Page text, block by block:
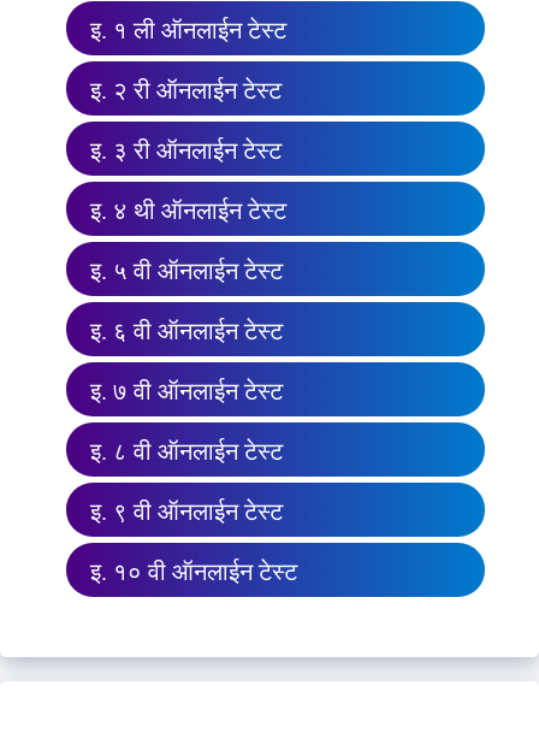
इ. १ ली ऑनलाईन टेस्ट
इ. २ री ऑनलाईन टेस्ट
इ. ३ री ऑनलाईन टेस्ट
इ. ४ थी ऑनलाईन टेस्ट
इ. ५ वी ऑनलाईन टेस्ट
इ. ६ वी ऑनलाईन टेस्ट
इ. ७ वी ऑनलाईन टेस्ट
इ. ८ वी ऑनलाईन टेस्ट
इ. ९ वी ऑनलाईन टेस्ट
इ. १० वी ऑनलाईन टेस्ट